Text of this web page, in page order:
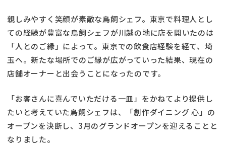
親しみやすく笑顔が素敵な鳥飼シェフ。東京で料理人とし
ての経験が豊富な鳥飼シェフが川越の地に店を開いたのは
「人とのご縁」によって。東京での飲食店経験を経て、埼
玉へ。新たな場所でのご縁が広がっていった結果、現在の
店舗オーナーと出会うことになったのです。
「お客さんに喜んでいただける一皿」をかねてより提供し
たいと考えていた鳥飼シェフは、「創作ダイニング 心」の
オープンを決断し、3月のグランドオープンを迎えることと
なりました。